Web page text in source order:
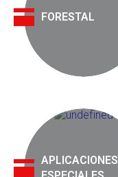
FORESTAL
APLICACIONES